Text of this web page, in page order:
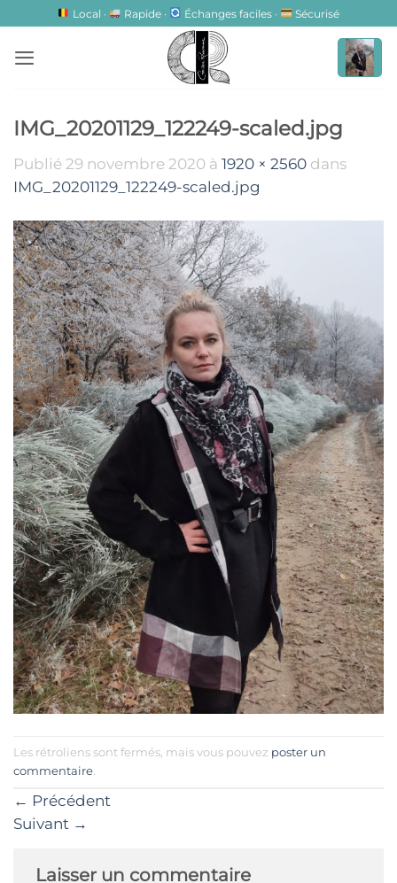
contenu
Local · Rapide · Échanges faciles · Sécurisé
IMG_20201129_122249-scaled.jpg
Publié 29 novembre 2020 à 1920 × 2560 dans
IMG_20201129_122249-scaled.jpg
Les rétroliens sont fermés, mais vous pouvez poster un
commentaire
← Précédent
Suivant →
Laisser un commentaire